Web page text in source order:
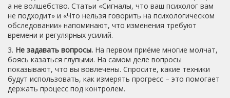
а не волшебство. Статьи «Сигналы, что ваш психолог вам
не подходит» и «Что нельзя говорить на психологическом
обследовании» напоминают, что изменения требуют
времени и регулярных усилий.
3. Не задавать вопросы. На первом приёме многие молчат,
боясь казаться глупыми. На самом деле вопросы
показывают, что вы вовлечены. Спросите, какие техники
будут использовать, как измерять прогресс – это помогает
держать процесс под контролем.